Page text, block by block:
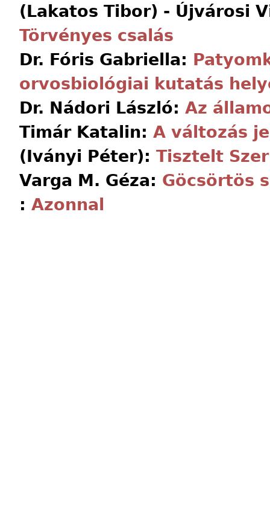
(Lakatos Tibor) - Újvárosi
Törvényes csalás
Dr. Fóris Gabriella:
orvosbiológiai kutatás
Dr. Nádori László: Az
Timár Katalin: A változás
(Iványi Péter): Tisztelt
Varga M. Géza: Göcsörtös
: Azonnal